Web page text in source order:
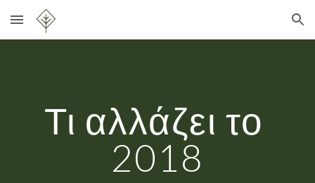
Skip to main content Skip to navigation
Τι αλλάζει το
2018